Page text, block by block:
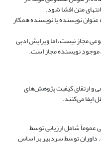
متن افشا شود.
نویسنده یا نویسنده همکار
مجاز نیست، اما ویرایش ادبی
موجودِ نویسنده مجاز است.
و ارتقای کیفیت پژوهش‌های
ایفا می‌کنند.
شامل ارزیابی توسط
توسط سردبیر بر اساس